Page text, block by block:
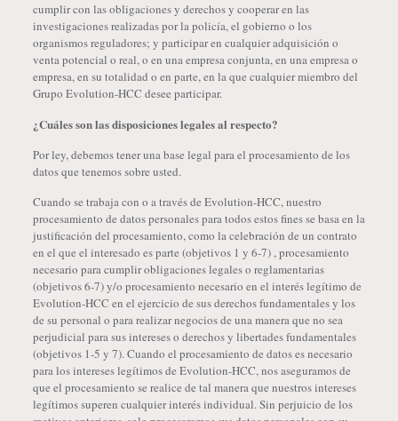
cumplir con las obligaciones y derechos y cooperar en las
investigaciones realizadas por la policía, el gobierno o los
organismos reguladores; y participar en cualquier adquisición o
venta potencial o real, o en una empresa conjunta, en una empresa o
empresa, en su totalidad o en parte, en la que cualquier miembro del
Grupo Evolution-HCC desee participar.
¿Cuáles son las disposiciones legales al respecto?
Por ley, debemos tener una base legal para el procesamiento de los
datos que tenemos sobre usted.
Cuando se trabaja con o a través de Evolution-HCC, nuestro
procesamiento de datos personales para todos estos fines se basa en la
justificación del procesamiento, como la celebración de un contrato
en el que el interesado es parte (objetivos 1 y 6-7) , procesamiento
necesario para cumplir obligaciones legales o reglamentarias
(objetivos 6-7) y/o procesamiento necesario en el interés legítimo de
Evolution-HCC en el ejercicio de sus derechos fundamentales y los
de su personal o para realizar negocios de una manera que no sea
perjudicial para sus intereses o derechos y libertades fundamentales
(objetivos 1-5 y 7). Cuando el procesamiento de datos es necesario
para los intereses legítimos de Evolution-HCC, nos aseguramos de
que el procesamiento se realice de tal manera que nuestros intereses
legítimos superen cualquier interés individual. Sin perjuicio de los